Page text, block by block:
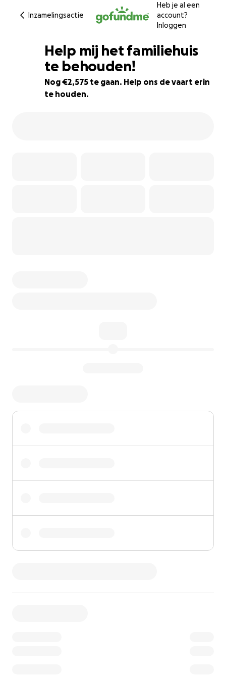
Inzamelingsactie
Heb je al een
account?
Inloggen
36% complete
Help mij het familiehuis
te behouden!
Nog €2,575 te gaan. Help ons de vaart erin
te houden.